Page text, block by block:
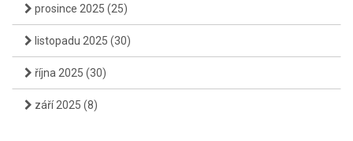
prosince 2025 (25)
listopadu 2025 (30)
října 2025 (30)
září 2025 (8)